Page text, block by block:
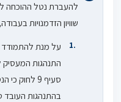
שוויון הזדמנויות
על מנת להתמודד
התנהגות המעסיק
סעיף 9
בהתנהגות העובד